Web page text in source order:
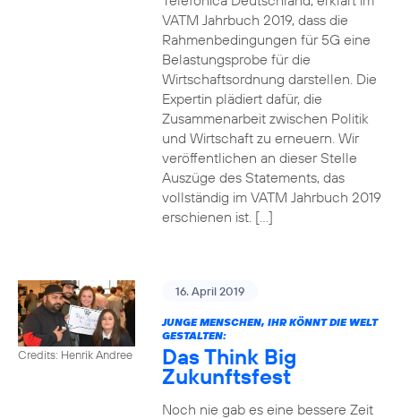
VATM Jahrbuch 2019, dass die
Rahmenbedingungen für 5G eine
Belastungsprobe für die
Wirtschaftsordnung darstellen. Die
Expertin plädiert dafür, die
Zusammenarbeit zwischen Politik
und Wirtschaft zu erneuern. Wir
veröffentlichen an dieser Stelle
Auszüge des Statements, das
vollständig im VATM Jahrbuch 2019
erschienen ist. […]
Credits: Henrik Andree
16. April 2019
JUNGE MENSCHEN, IHR KÖNNT DIE WELT
GESTALTEN:
Das Think Big
Zukunftsfest
Noch nie gab es eine bessere Zeit